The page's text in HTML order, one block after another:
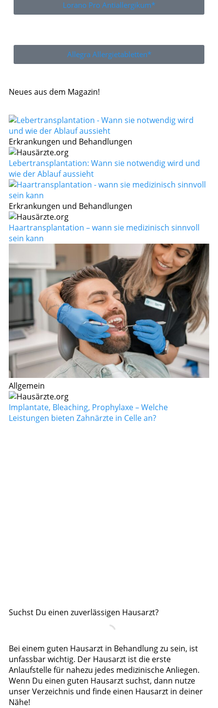
Lorano Pro Antiallergikum*
Allegra Allergietabletten*
Neues aus dem Magazin!
Erkrankungen und Behandlungen
Lebertransplantation: Wann sie notwendig wird und
wie der Ablauf aussieht
Erkrankungen und Behandlungen
Haartransplantation – wann sie medizinisch sinnvoll
sein kann
Allgemein
Implantate, Bleaching, Prophylaxe – Welche
Leistungen bieten Zahnärzte in Celle an?
Suchst Du einen zuverlässigen Hausarzt?
Bei einem guten Hausarzt in Behandlung zu sein, ist
unfassbar wichtig. Der Hausarzt ist die erste
Anlaufstelle für nahezu jedes medizinische Anliegen.
Wenn Du einen guten Hausarzt suchst, dann nutze
unser Verzeichnis und finde einen Hausarzt in deiner
Nähe!